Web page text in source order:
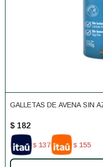
GALLETAS DE AVENA SIN
$ 182
$ 137 $ 155